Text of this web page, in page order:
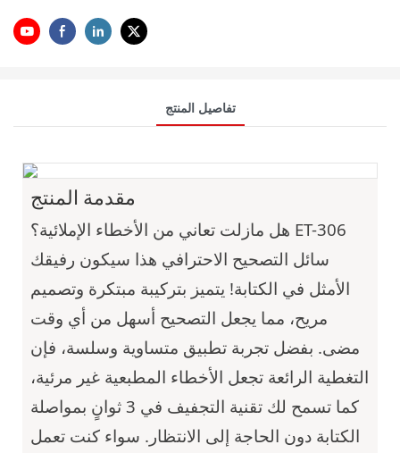
تفاصيل المنتج
مقدمة المنتج
هل مازلت تعاني من الأخطاء الإملائية؟ ET-306
سائل التصحيح الاحترافي هذا سيكون رفيقك
الأمثل في الكتابة! يتميز بتركيبة مبتكرة وتصميم
مريح، مما يجعل التصحيح أسهل من أي وقت
مضى. بفضل تجربة تطبيق متساوية وسلسة، فإن
التغطية الرائعة تجعل الأخطاء المطبعية غير مرئية،
كما تسمح لك تقنية التجفيف في 3 ثوانٍ بمواصلة
الكتابة دون الحاجة إلى الانتظار. سواء كنت تعمل